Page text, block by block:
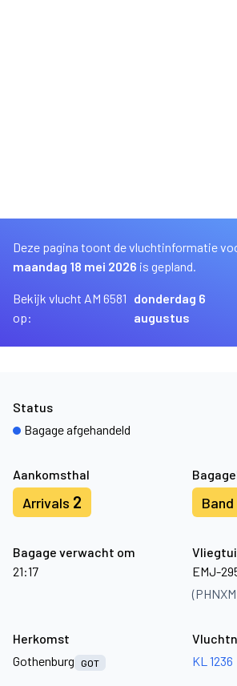
Deze pagina toont de vluchtinformatie
maandag 18 mei 2026 is gepland.
Bekijk vlucht AM 6581
op:
donderdag 6
augustus
Aankomsthal
Arrivals 2 Band
Bagage verwacht om
21:17
EMJ-
Status
Bagage afgehandeld
Herkomst
Gothenburg
GOT
KL 1236